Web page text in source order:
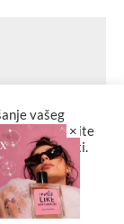
vašeg
odaberite
privatnosti.
×